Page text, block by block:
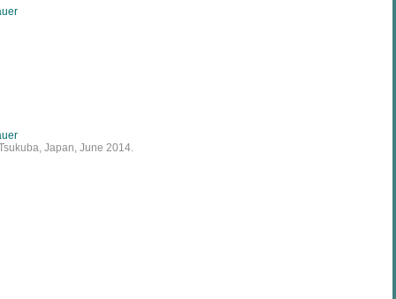
Japan, June 2014.